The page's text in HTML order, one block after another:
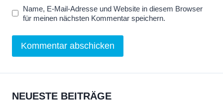
Name, E-Mail-Adresse und Website in diesem Browser
für meinen nächsten Kommentar speichern.
NEUESTE BEITRÄGE